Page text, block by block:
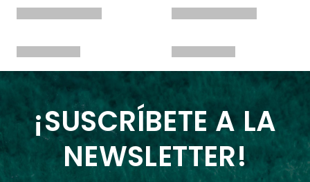
¡SUSCRÍBETE A LA
NEWSLETTER!